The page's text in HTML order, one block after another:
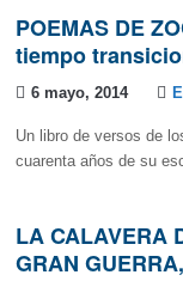
POEMAS DE
tiempo
6 mayo, 2014
Un libro de versos de
cuarenta años de su
LA CALAVERA
GRAN